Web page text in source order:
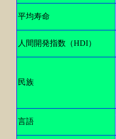
平均寿命
人間開発指数（HDI）
民族
言語